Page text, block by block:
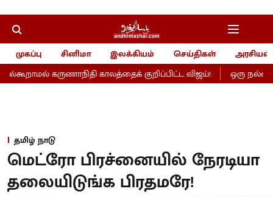
முகப்பு சினிமா இலக்கியம் செய்திகள்
அரசியல்
கருணாநிதி காலத்தைக் குறிப்பிட்ட விஜய்!
ஒரு நல்ல
தமிழ் நாடு
மெட்ரோ பிரச்னையில் நேரடியா
தலையிடுங்க பிரதமரே!